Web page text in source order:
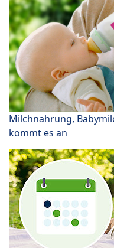
Milchnahrung,
kommt es an